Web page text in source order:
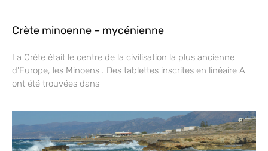
Crète minoenne – mycénienne
La Crète était le centre de la civilisation la plus ancienne
d’Europe, les Minoens . Des tablettes inscrites en linéaire A
ont été trouvées dans